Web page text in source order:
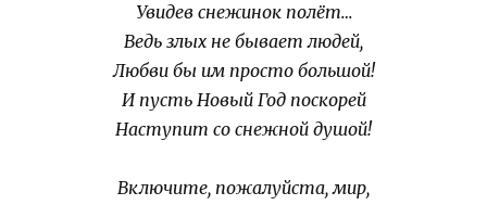
Увидев снежинок полёт…
Ведь злых не бывает людей,
Любви бы им просто большой!
И пусть Новый Год поскорей
Наступит со снежной душой!
Включите, пожалуйста, мир,